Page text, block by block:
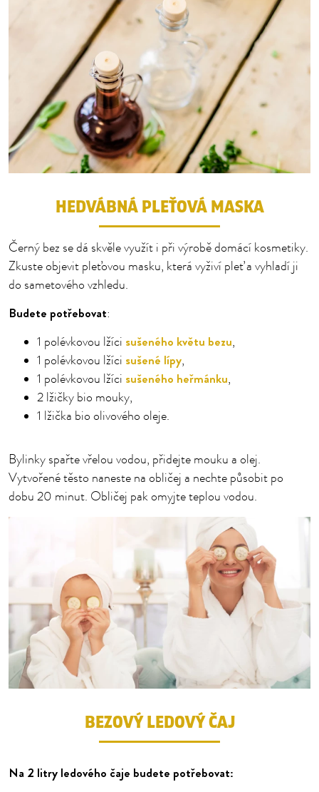
HEDVÁBNÁ PLEŤOVÁ MASKA
Černý bez se dá skvěle využít i při výrobě domácí kosmetiky.
Zkuste objevit pleťovou masku, která vyživí pleť a vyhladí ji
do sametového vzhledu.
Budete potřebovat:
1 polévkovou lžíci sušeného květu bezu,
1 polévkovou lžíci sušené lípy,
1 polévkovou lžíci sušeného heřmánku,
2 lžičky bio mouky,
1 lžička bio olivového oleje.
Bylinky spařte vřelou vodou, přidejte mouku a olej.
Vytvořené těsto naneste na obličej a nechte působit po
dobu 20 minut. Obličej pak omyjte teplou vodou.
BEZOVÝ LEDOVÝ ČAJ
Na 2 litry ledového čaje budete potřebovat: